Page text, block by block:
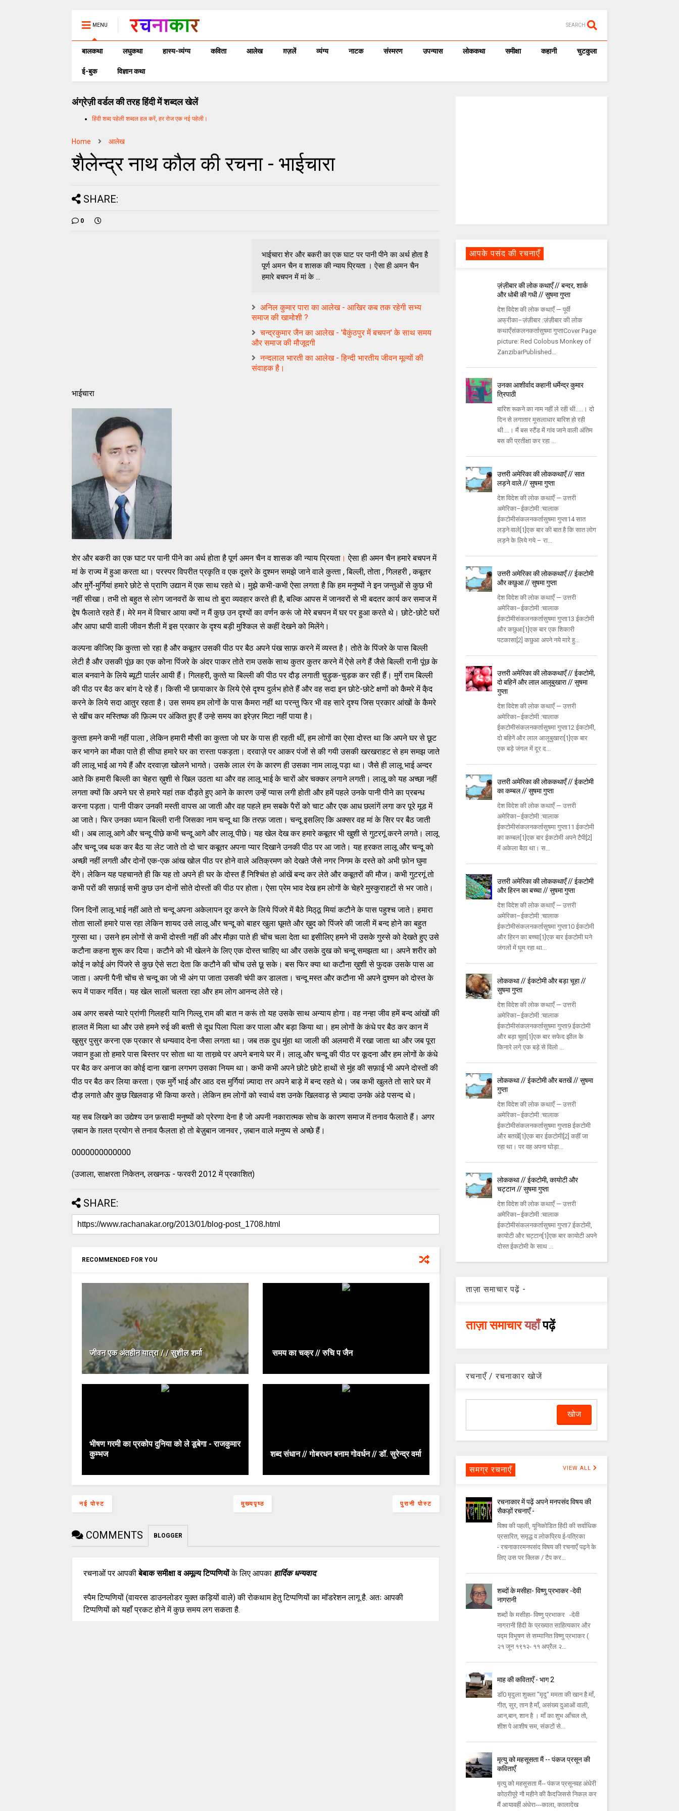
MENU SEARCH
बालकथा लघुकथा हास्य-व्यंग्य कविता आलेख ग़ज़लें व्यंग्य नाटक संस्मरण उपन्यास लोककथा समीक्षा कहानी चुटकुला
ई-बुक विज्ञान कथा
अंग्रेज़ी वर्डल की तरह हिंदी में शब्दल खेलें
हिंदी शब्द पहेली शब्दल हल करें, हर रोज एक नई पहेली।
Home आलेख
शैलेन्द्र नाथ कौल की रचना - भाईचारा
SHARE:
0
भाईचारा शेर और बकरी का एक घाट पर पानी पीने का अर्थ होता है
पूर्ण अमन चैन व शासक की न्‍याय प्रियता । ऐसा ही अमन चैन
हमारे बचपन में मां के ...
अनिल कुमार पारा का आलेख - आखिर कब तक रहेगी सभ्य
समाज की खामोशी ?
चन्द्रकुमार जैन का आलेख - 'बैकुंठपुर में बचपन' के साथ समय
और समाज की मौजूदगी
नन्‍दलाल भारती का आलेख - हिन्‍दी भारतीय जीवन मूल्‍यों की
संवाहक है।
भाईचारा
शेर और बकरी का एक घाट पर पानी पीने का अर्थ होता है पूर्ण अमन चैन व शासक की न्‍याय प्रियता । ऐसा ही अमन चैन हमारे बचपन में
मां के राज्‍य में हुआ करता था। परस्‍पर विपरीत प्रकृति व एक दूसरे के दुश्‍मन समझे जाने वाले कुत्‍ता , बिल्‍ली, तोता , गिलहरी , कबूतर
और मुर्गे-मुर्गियां हमारे छोटे से प्राणि उद्यान में एक साथ रहते थे। मुझे कभी-कभी ऐसा लगता है कि हम मनुष्‍यों ने इन जन्‍तुओं से कुछ भी
नहीं सीखा। तभी तो बहुत से लोग जानवरों के साथ तो बुरा व्‍यवहार करते ही है, बल्‍कि आपस में जानवरों से भी बदतर कार्य कर समाज में
द्वेष फैलाते रहते हैं। मेरे मन में विचार आया क्‍यों न मैं कुछ उन दृश्‍यों का वर्णन करूं जो मेरे बचपन में घर पर हुआ करते थे। छोटे-छोटे घरों
और आपा धापी वाली जीवन शैली में इस प्रकार के दृश्‍य बड़ी मुश्‍किल से कहीं देखने को मिलेंगे।
कल्‍पना कीजिए कि कुत्‍ता सो रहा है और कबूतर उसकी पीठ पर बैठ अपने पंख साफ़ करने में व्‍यस्‍त है। तोते के पिंजरे के पास बिल्‍ली
लेटी है और उसकी पूंछ का एक कोना पिंजरे के अंदर पाकर तोते राम उसके साथ कुतर कुतर करने में ऐसे लगे हैं जैसे बिल्‍ली रानी पूंछ के
बाल बनवाने के लिये ब्‍यूटी पार्लर आयी हैं। गिलहरी, कुत्‍ते या बिल्‍ली की पीठ पर दौड़ लगाती चुड़ुक-चुड़क कर रही हैं। मुर्गे राम बिल्‍ली
की पीठ पर बैठ कर बांग दे रहे हैं। किसी भी छायाकार के लिये ऐसे दृश्‍य दुर्लभ होते हैं और वह सदा इन छोटे-छोटे क्षणों को कैमरे में कै़द
करने के लिये सदा आतुर रहता है। उस समय हम लोगों के पास कैमरा नहीं था परन्‍तु फिर भी वह सारे दृश्‍य जिस प्रकार आंखों के कैमरे
से खींच कर मस्‍तिष्‍क की फ़िल्‍म पर अंकित हुए हैं उन्‍हे समय का इरेज़र मिटा नहीं पाया है।
कुत्‍ता हमने कभी नहीं पाला , लेकिन हमारी मौसी का कुत्‍ता जो घर के पास ही रहती थीं, हम लोगों का ऐसा दोस्‍त था कि अपने घर से छूट
कर भागने का मौका पाते ही सीघा हमारे घर का रास्‍ता पकड़ता। दरवाज़े पर आकर पंजों से की गयी उसकी खरखराहट से हम समझ जाते
की लालू भाई आ गये हैं और दरवाज़ा खोलने भागते। उसके लाल रंग के कारण ही उसका नाम लालू पड़ा था। जैसे ही लालू भाई अन्‍दर
आते कि हमारी बिल्‍ली का चेहरा ख़ुशी से खिल उठता था और वह लालू भाई के चारों ओर चक्‍कर लगाने लगती। लालू को यह अच्‍छा नहीं
लगता क्‍यों कि अपने घर से हमारे यहां तक दौड़ते हुए आने के कारण उन्‍हें प्‍यास लगी होती और हमें पहले उनके पानी पीने का प्रबन्‍ध
करना पड़ता। पानी पीकर उनकी मस्‍ती वापस आ जाती और वह पहले हम सबके पैरों को चाट और एक आध छलांगें लगा कर पूरे मूड में
आ जाते। फिर उनका ध्‍यान बिल्‍ली रानी जिसका नाम चन्‍दू था कि तरफ़ जाता। चन्‍दू इसलिए कि अक्‍सर वह मां के सिर पर बैठ जाती
थी। अब लालू आगे और चन्‍दू पीछे कभी चन्‍दू आगे और लालू पीछे। यह खेल देख कर हमारे कबूतर भी खुशी से गुटरगूं करने लगते। लालू
और चन्‍दू जब थक कर बैठ या लेट जाते तो दो चार कबूतर अपना प्‍यार दिखाने उनकी पीठ पर आ जाते। यह हरकत लालू और चन्‍दू को
अच्‍छी नहीं लगती और दोनों एक-एक आंख खोल पीठ पर होने वाले अतिक्रमण को देखते जैसे नगर निगम के दस्‍ते को अभी फ़ोन घुमा
देंगे। लेकिन यह पहचानते ही कि यह तो अपने ही घर के दोस्‍त हैं निश्‍चिंत हो आंखें बन्‍द कर लेते और कबूतरों की मौज। कभी गुटरगूं तो
कभी परों की सफ़ाई सभी कुछ उन दोनों सोते दोस्‍तों की पीठ पर होता। ऐसा प्रेम भाव देख हम लोगों के चेहरे मुस्‍कुराहटों से भर जाते।
जिन दिनों लालू भाई नहीं आते तो चन्‍दू अपना अकेलापन दूर करने के लिये पिंजरे में बैठे मिठ्‌ठू मियां कटौने के पास पहुश्‍च जाते। हमारा
तोता सालों हमारे पास रहा लेकिन शायद उसे लालू और चन्‍दू को बाहर खुला घूमते और ख़ुद को पिंजरे की जाली में बन्‍द होने का बहुत
गुस्‍सा था। उसने हम लोगों से कभी दोस्‍ती नहीं की और मौक़ा पाते ही चोंच चला देता था इसीलिए हमने भी उसके गुस्‍से को देखते हुए उसे
कटौना कहना शुरू कर दिया। कटौने को भी खेलने के लिए एक दोस्‍त चाहिए था और उसके दुख को चन्‍दू समझता था। अपने शरीर को
कोई न कोई अंग पिंजरे से कुछ ऐसे सटा देता कि कटौने की चोंच उसे छू सके। बस फिर क्‍या था कटौना ख़ुशी से फुदक उसके पास आ
जाता। अपनी पैनी चोंच से चन्‍दू का जो भी अंग पा जाता उसकी चंपी कर डालता। चन्‍दू मस्‍त और कटौना भी अपने दुश्‍मन को दोस्‍त के
रूप में पाकर गर्वित। यह खेल सालों चलता रहा और हम लोग आनन्‍द लेते रहे।
अब अगर सबसे प्‍यारे प्रांणी गिलहरी यानि गिल्‍लू राम की बात न करूं तो यह उसके साथ अन्‍याय होगा। वह नन्‍हा जीव हमें बन्‍द आंखों की
हालत में मिला था और उसे हमने रुई की बत्‍ती से दूध पिला पिला कर पाला और बड़ा किया था। हम लोगों के कंधे पर बैठ कर कान में
खुसुर पुसुर करना एक प्रकार से धन्‍यवाद देना जैसा लगता था। जब तक दुध मुंहा था जाली की अलमारी में रखा जाता था और जब पूरा
जवान हुआ तो हमारे पास बिस्‍तर पर सोता था या ताख्‍़चे पर अपने बनाये घर में। लालू और चन्‍दू की पीठ पर कूदना और हम लोगों के कंधे
पर बैठ कर अनाज का कोई दाना खाना लगभग उसका नियम था। कभी कभी अपने छोटे छोटे हाथों से मुंह की सफ़ाई भी अपने दोस्‍तों की
पीठ पर बैठ कर लिया करता। एक मुर्गे भाई और आठ दस मुर्गियां ज़्‍यादा तर अपने बाड़े में बन्‍द रहते थे। जब कभी खुलते तो सारे घर में
दौड़ लगाते और कुछ खिलवाड़ भी किया करते। लेकिन हम लोगों को स्‍वार्थ वश उनके खिलवाड़ से ज़्‍यादा उनके अंडे पसन्‍द थे।
यह सब लिखने का उद्येश्‍य उन फ़सादी मनुष्‍यों को प्रेरणा देना है जो अपनी नकारात्‍मक सोच के कारण समाज में तनाव फैलाते हैं। अगर
ज़बान के ग़लत प्रयोग से तनाव फैलता हो तो बेज़ुबान जानवर , ज़बान वाले मनुष्‍य से अच्‍छे हैं।
0000000000000
(उजाला, साक्षरता निकेतन, लखनऊ - फरवरी 2012 में प्रकाशित)
SHARE:
RECOMMENDED FOR YOU
जीवन एक अंतहीन यात्रा / / सुशील शर्मा समय का चक्र // रुचि प जैन
भीषण गरमी का प्रकोप दुनिया को ले डूबेगा - राजकुमार
कुम्भज
शब्द संधान // गोबरधन बनाम गोवर्धन // डॉ. सुरेन्द्र वर्मा
नई पोस्ट पुरानी पोस्ट
मुख्यपृष्ठ
COMMENTS BLOGGER
रचनाओं पर आपकीबेबाक समीक्षा व अमूल्य टिप्पणियोंके लिए आपका हार्दिक धन्यवाद.
स्पैम टिप्पणियों (वायरस डाउनलोडर युक्त कड़ियों वाले) की रोकथाम हेतु टिप्पणियों का मॉडरेशन लागू है. अतः आपकी
टिप्पणियों को यहाँ प्रकट होने में कुछ समय लग सकता है.
आपके पसंद की रचनाएँ
ज़ंज़ीबार की लोक कथाएँ // बन्दर, शार्क
और धोबी की गधी // सुषमा गुप्ता
देश विदेश की लोक कथाएँ — पूर्वी
अफ्रीका–ज़ंज़ीबार :ज़ंज़ीबार की लोक
कथाएँसंकलनकर्तासुषमा गुप्ताCover Page
picture: Red Colobus Monkey of
ZanzibarPublished...
उनका आशीर्वाद कहानी धर्मेन्द्र कुमार
त्रिपाठी
बारिश रूकने का नाम नहीं ले रही थी.....। दो
दिन से लगातार मूसलाधार बारिश हो रही
थी....। मैं बस स्टैंड में गांव जाने वाली अंतिम
बस की प्रतीक्षा कर रहा ...
उत्तरी अमेरिका की लोककथाएँ // सात
लड़ने वाले // सुषमा गुप्ता
देश विदेश की लोक कथाएँ — उत्तरी
अमेरिका–ईकटोमी :चालाक
ईकटोमीसंकलनकर्तासुषमा गुप्ता14 सात
लड़ने वाले[1]एक बार की बात है कि सात लोग
लड़ने के लिये गये – रा...
उत्तरी अमेरिका की लोककथाएँ // ईकटोमी
और कछुआ // सुषमा गुप्ता
देश विदेश की लोक कथाएँ — उत्तरी
अमेरिका–ईकटोमी :चालाक
ईकटोमीसंकलनकर्तासुषमा गुप्ता13 ईकटोमी
और कछुआ[1]एक बार एक शिकारी
पटकासा[2] कछुआ अपने नये मारे हु...
उत्तरी अमेरिका की लोककथाएँ // ईकटोमी,
दो बहिनें और लाल आलूबुखारा // सुषमा
गुप्ता
देश विदेश की लोक कथाएँ — उत्तरी
अमेरिका–ईकटोमी :चालाक
ईकटोमीसंकलनकर्तासुषमा गुप्ता12 ईकटोमी,
दो बहिनें और लाल आलूबुखारा[1]एक बार
एक बड़े जंगल में दूर द...
उत्तरी अमेरिका की लोककथाएँ // ईकटोमी
का कम्बल // सुषमा गुप्ता
देश विदेश की लोक कथाएँ — उत्तरी
अमेरिका–ईकटोमी :चालाक
ईकटोमीसंकलनकर्तासुषमा गुप्ता11 ईकटोमी
का कम्बल[1]एक बार ईकटोमी अपने टैपी[2]
में अकेला बैठा था। स...
उत्तरी अमेरिका की लोककथाएँ // ईकटोमी
और हिरन का बच्चा // सुषमा गुप्ता
देश विदेश की लोक कथाएँ — उत्तरी
अमेरिका–ईकटोमी :चालाक
ईकटोमीसंकलनकर्तासुषमा गुप्ता10 ईकटोमी
और हिरन का बच्चा[1]एक बार ईकटोमी घने
जंगलों में घूम रहा था...
लोककथा // ईकटोमी और बड़ा चूहा //
सुषमा गुप्ता
देश विदेश की लोक कथाएँ — उत्तरी
अमेरिका–ईकटोमी :चालाक
ईकटोमीसंकलनकर्तासुषमा गुप्ता9 ईकटोमी
और बड़ा चूहा[1]एक बार सफेद झील के
किनारे लगे एक बड़े से विलो ...
लोककथा // ईकटोमी और बतखें // सुषमा
गुप्ता
देश विदेश की लोक कथाएँ — उत्तरी
अमेरिका–ईकटोमी :चालाक
ईकटोमीसंकलनकर्तासुषमा गुप्ता8 ईकटोमी
और बतखें[1]एक बार ईकटोमी[2] कहीं जा
रहा था। पर वह अपना घोड़ा...
लोककथा // ईकटोमी, कायोटी और
चट्टान // सुषमा गुप्ता
देश विदेश की लोक कथाएँ — उत्तरी
अमेरिका–ईकटोमी :चालाक
ईकटोमीसंकलनकर्तासुषमा गुप्ता7 ईकटोमी,
कायोटी और चट्टान[1]एक बार कायोटी अपने
दोस्त ईकटोमी के साथ ...
ताज़ा समाचार पढ़ें -
ताज़ा समाचारयहाँपढ़ें
रचनाएँ / रचनाकार खोजें
समग्र रचनाएँ VIEW ALL
रचनाकार में पढ़ें अपने मनपसंद विषय की
सैकड़ों रचनाएँ -
विश्व की पहली, यूनिकोडित हिंदी की सर्वाधिक
प्रसारित, समृद्ध व लोकप्रिय ई-पत्रिका
- रचनाकारमनपसंद विषय की रचनाएँ पढ़ने के
लिए उस पर क्लिक / टैप कर...
शब्दों के मसीहा- विष्णु प्रभाकर -देवी
नागरानी
शब्दों के मसीहा- विष्णु प्रभाकर -देवी
नागरानी हिंदी के प्रख्यात साहित्यकार और
पद्म विभूषण से सम्मानित विष्णु प्रभाकर (
२१ जून १९१२- ११ अप्रैल २...
माह की कविताएँ - भाग 2
डॉ0 मृदुला शुक्ला "मृदु" ममता की खान है माँ,
गीत, सुर, तान है माँ, असंख्य दुआओं वाली,
आन,बान, शान है । माँ का शुभ आँचल तो,
शीश पे आशीष सम, संकटों से...
मृत्यु को महसूसता मैं -- पंकज प्रसून की
कविताएँ
मृत्यु को महसूसता मैं-- पंकज प्रसूनवह अंधेरी
कोठरीपूरे नौ महीने की कैदजिससे निकल कर
मैं आयावहीं अंधेरा---काला, कालादेख